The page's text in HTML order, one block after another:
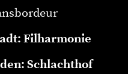
Filharmonie
Schlachthof